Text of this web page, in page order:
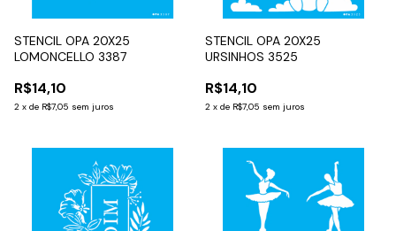
STENCIL OPA 20X25
LOMONCELLO 3387
R$14,10
2 x de R$7,05 sem juros
STENCIL OPA 20X25
URSINHOS 3525
R$14,10
2 x de R$7,05 sem juros